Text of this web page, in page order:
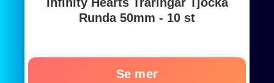
Runda 50mm - 10 st
Se mer